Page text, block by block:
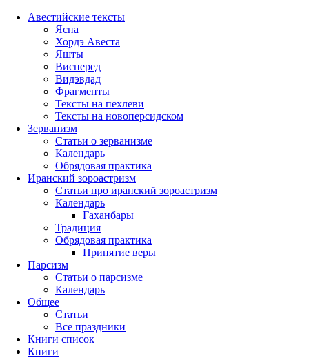
Правый
столбец
Авестийские тексты
Ясна
Хордэ Авеста
Яшты
Висперед
Видэвдад
Фрагменты
Тексты на пехлеви
Тексты на новоперсидском
Зерванизм
Статьи о зерванизме
Календарь
Обрядовая практика
Иранский зороастризм
Статьи про иранский зороастризм
Календарь
Гаханбары
Традиция
Обрядовая практика
Принятие веры
Парсизм
Статьи о парсизме
Календарь
Общее
Статьи
Все праздники
Книги список
Книги